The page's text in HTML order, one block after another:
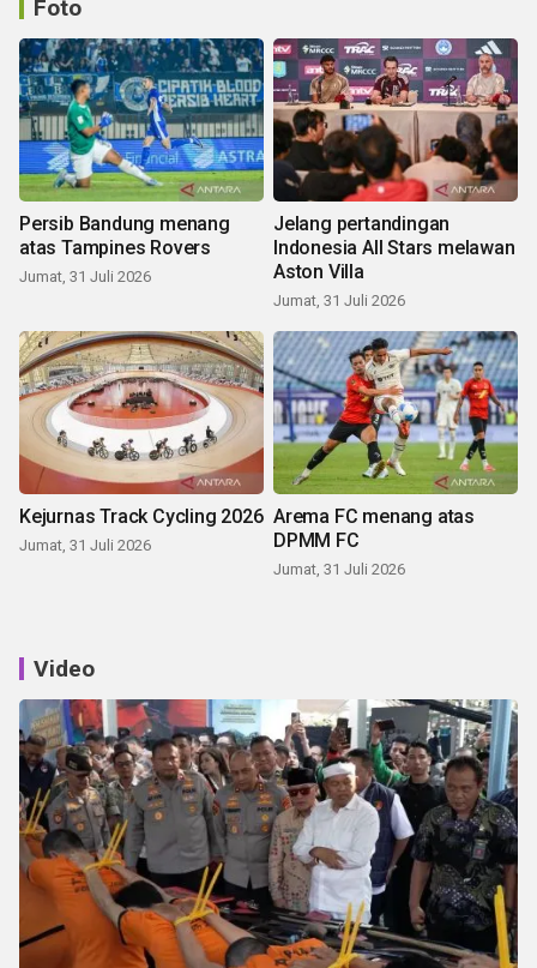
Foto
Persib Bandung menang
atas Tampines Rovers
Jumat, 31 Juli 2026
Jelang pertandingan
Indonesia All Stars melawan
Aston Villa
Jumat, 31 Juli 2026
Kejurnas Track Cycling 2026
Jumat, 31 Juli 2026
Arema FC menang atas
DPMM FC
Jumat, 31 Juli 2026
Video